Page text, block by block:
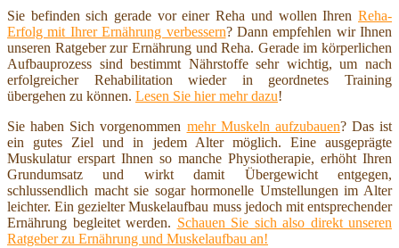
Sie befinden sich gerade vor einer Reha und wollen Ihren Reha-
Erfolg mit Ihrer Ernährung verbessern? Dann empfehlen wir Ihnen
unseren Ratgeber zur Ernährung und Reha. Gerade im körperlichen
Aufbauprozess sind bestimmt Nährstoffe sehr wichtig, um nach
erfolgreicher Rehabilitation wieder in geordnetes Training
übergehen zu können. Lesen Sie hier mehr dazu!
Sie haben Sich vorgenommen mehr Muskeln aufzubauen? Das ist
ein gutes Ziel und in jedem Alter möglich. Eine ausgeprägte
Muskulatur erspart Ihnen so manche Physiotherapie, erhöht Ihren
Grundumsatz und wirkt damit Übergewicht entgegen,
schlussendlich macht sie sogar hormonelle Umstellungen im Alter
leichter. Ein gezielter Muskelaufbau muss jedoch mit entsprechender
Ernährung begleitet werden. Schauen Sie sich also direkt unseren
Ratgeber zu Ernährung und Muskelaufbau an!